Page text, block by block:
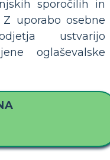
sporočilih in
uporabo osebne
ustvarijo
oglaševalske